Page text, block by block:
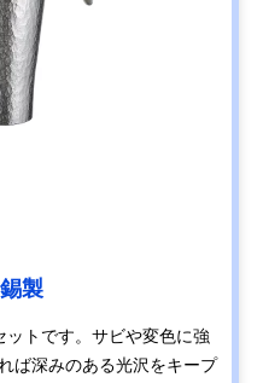
製
トです。サビや変色に強
ば深みのある光沢をキープ